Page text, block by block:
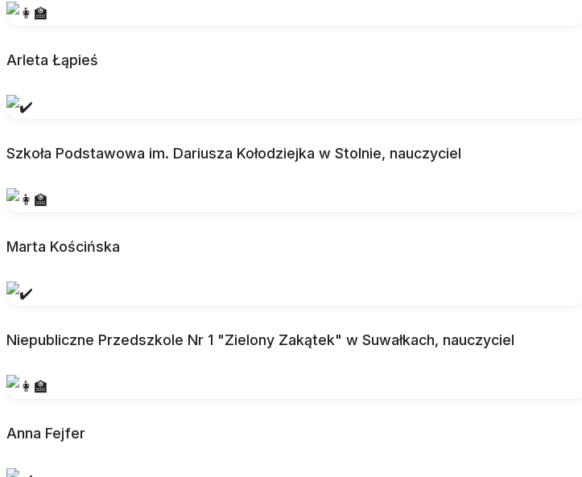
Arleta Łąpieś
Szkoła Podstawowa im. Dariusza Kołodziejka w Stolnie, nauczyciel
Marta Kościńska
Niepubliczne Przedszkole Nr 1 "Zielony Zakątek" w Suwałkach, nauczyciel
Anna Fejfer